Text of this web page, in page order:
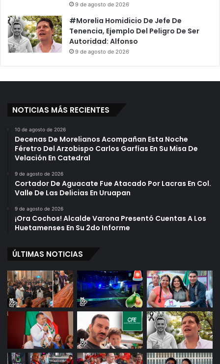
9 de agosto de 2026
#Morelia Homidicio De Jefe De
Tenencia, Ejemplo Del Peligro De Ser
Autoridad: Alfonso
9 de agosto de 2026
NOTICIAS MÁS RECIENTES
10 de agosto de 2026
Decenas De Morelianos Acompañan Esta Noche
Féretro Del Arzobispo Carlos Garfías En Su Misa De
Velación En Catedral
9 de agosto de 2026
Cortador De Aguacate Fue Atacado Por Lacras En Col.
Valle De Las Delicias En Uruapan
9 de agosto de 2026
¡Ora Cochos! Alcalde Varona Presentó Cuentas A Los
Huetamenses En Su 2do Informe
ÚLTIMAS NOTICIAS